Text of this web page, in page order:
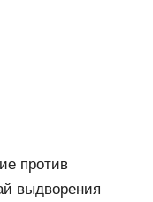
против
выдворения